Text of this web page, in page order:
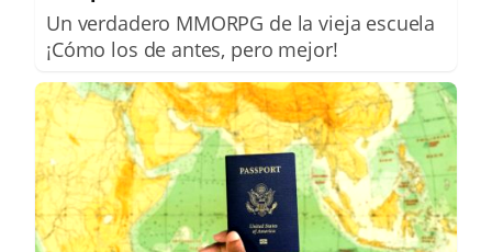
Un verdadero MMORPG de la vieja escuela
¡Cómo los de antes, pero mejor!